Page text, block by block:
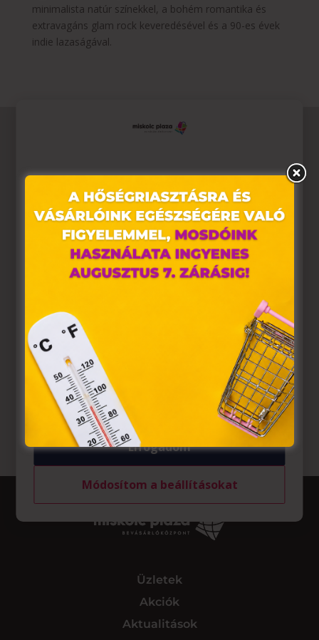
minimalista natúr színekkel, a bohém romantika és
extravagáns glam rock keveredésével és a 90-es évek
indie lazaságával.
Üzletek
Akciók
Aktualitások
Ez az oldal sütiket használ
Weboldalunkon „cookie"-kat (továbbiakban „süti")
alkalmazunk. Ezek olyan fájlok, melyek információt
tárolnak webes böngészőjében. Ehhez az Ön
hozzájárulása szükséges.
A „sütiket" az elektronikus hírközlésről szóló 2003. évi C.
törvény, az elektronikus kereskedelmi szolgáltatások, az
információs társadalommal összefüggő szolgáltatások
egyes kérdéseiről szóló 2001. évi CVIII. törvény, valamint
az Európai Unió előírásainak megfelelően használjuk.
Azon weblapoknak, melyek az Európai Unió országain
belül működnek, a „sütik" használatához, és ezeknek a
felhasználó számítógépén vagy egyéb eszközén történő
tárolásához a felhasználók hozzájárulását kell kérniük.
Elfogadom
Módosítom a beállításokat